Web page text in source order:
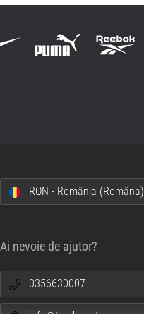
RON - România (Româna)
Ai nevoie de ajutor?
0356630007
info@top4sport.ro